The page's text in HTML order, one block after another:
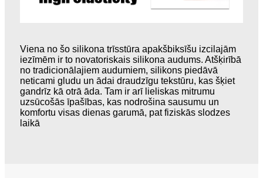
Viena no šo silikona trīsstūra apakšbiksīšu izcilajām
iezīmēm ir to novatoriskais silikona audums. Atšķirībā
no tradicionālajiem audumiem, silikons piedāvā
neticami gludu un ādai draudzīgu tekstūru, kas šķiet
gandrīz kā otrā āda. Tam ir arī lieliskas mitrumu
uzsūcošās īpašības, kas nodrošina sausumu un
komfortu visas dienas garumā, pat fiziskās slodzes
laikā